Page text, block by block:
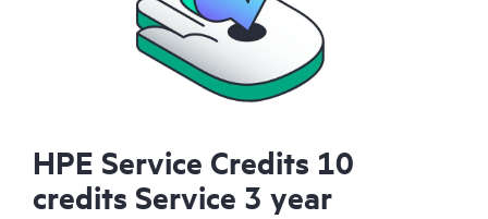
HPE Service Credits 10
credits Service 3 year